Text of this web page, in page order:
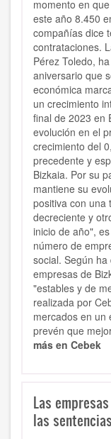
momento en
este año 8.450
compañías dice
contrataciones.
Pérez Toledo,
aniversario que
económica
un crecimiento
final de 2023 en
evolución en el
crecimiento del
precedente y
Bizkaia. Por su
mantiene su
positiva con una
decreciente y
inicio de año",
número de
social. Según
empresas de
"estables y de
realizada por
mercados en un
prevén que
más en Cebek
Las
las